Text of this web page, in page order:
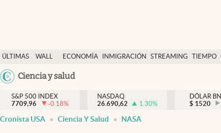
ÚLTIMAS
NOTICIAS
WALL
DÓLAR
ECONOMÍA INMIGRACIÓN STREAMING TIEMPO
México
Ciencia y salud
Finanzas y economía
Wall Street y dólar
Inmigración
S&P 500 INDEX
7709,96
-0.18%
NASDAQ
26.690,62
1.30%
DÓLAR
$ 1520
Cronista USA Ciencia Y Salud NASA